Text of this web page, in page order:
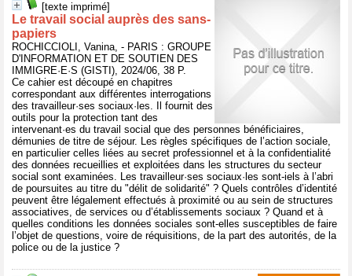
[texte imprimé]
Le travail social auprès des sans-
papiers
ROCHICCIOLI, Vanina, - PARIS : GROUPE
D'INFORMATION ET DE SOUTIEN DES
IMMIGRE·E·S (GISTI), 2024/06, 38 P.
Ce cahier est découpé en chapitres
correspondant aux différentes interrogations
des travailleur·ses sociaux·les. Il fournit des
outils pour la protection tant des
intervenant·es du travail social que des personnes bénéficiaires,
démunies de titre de séjour. Les règles spécifiques de l’action sociale,
en particulier celles liées au secret professionnel et à la confidentialité
des données recueillies et exploitées dans les structures du secteur
social sont examinées. Les travailleur·ses sociaux·les sont-iels à l’abri
de poursuites au titre du "délit de solidarité" ? Quels contrôles d’identité
peuvent être légalement effectués à proximité ou au sein de structures
associatives, de services ou d’établissements sociaux ? Quand et à
quelles conditions les données sociales sont-elles susceptibles de faire
l’objet de questions, voire de réquisitions, de la part des autorités, de la
police ou de la justice ?